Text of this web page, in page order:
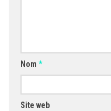
Nom *
Site web